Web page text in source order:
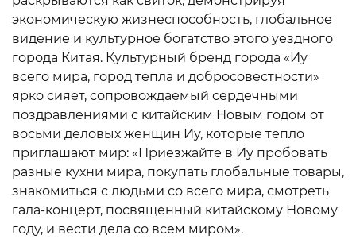
экономическую жизнеспособность, глобальное
видение и культурное богатство этого уездного
города Китая. Культурный бренд города «Иу
всего мира, город тепла и добросовестности»
ярко сияет, сопровождаемый сердечными
поздравлениями с китайским Новым годом от
восьми деловых женщин Иу, которые тепло
приглашают мир: «Приезжайте в Иу пробовать
разные кухни мира, покупать глобальные товары,
знакомиться с людьми со всего мира, смотреть
гала-концерт, посвященный китайскому Новому
году, и вести дела со всем миром».